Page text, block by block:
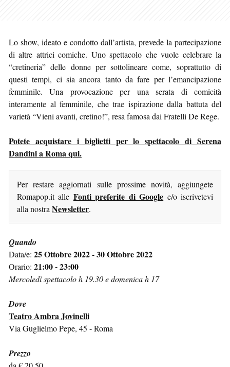
Lo show, ideato e condotto dall’artista, prevede la partecipazione
di altre attrici comiche. Uno spettacolo che vuole celebrare la
“cretineria” delle donne per sottolineare come, soprattutto di
questi tempi, ci sia ancora tanto da fare per l’emancipazione
femminile. Una provocazione per una serata di comicità
interamente al femminile, che trae ispirazione dalla battuta del
varietà “Vieni avanti, cretino!”, resa famosa dai Fratelli De Rege.
Potete acquistare i biglietti per lo spettacolo di Serena
Dandini a Roma qui.
Per restare aggiornati sulle prossime novità, aggiungete
Romapop.it alle Fonti preferite di Google e/o iscrivetevi
alla nostra Newsletter.
Quando
Data/e: 25 Ottobre 2022 - 30 Ottobre 2022
Orario: 21:00 - 23:00
Mercoledì spettacolo h 19.30 e domenica h 17
Dove
Teatro Ambra Jovinelli
Via Guglielmo Pepe, 45 - Roma
Prezzo